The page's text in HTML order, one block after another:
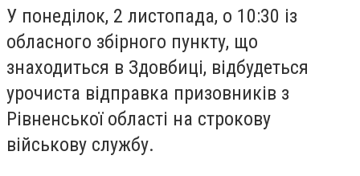
У понеділок, 2 листопада, о 10:30 із
обласного збірного пункту, що
знаходиться в Здовбиці, відбудеться
урочиста відправка призовників з
Рівненської області на строкову
військову службу.